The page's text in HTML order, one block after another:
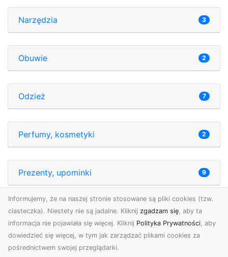
Narzędzia 3
Obuwie 2
Odzież 7
Perfumy, kosmetyki 2
Prezenty, upominki 9
Rękodzieło artystyczne 0
Sklepy hobbystyczne
Informujemy, że na naszej stronie stosowane są pliki cookies (tzw.
ciasteczka). Niestety nie są jadalne. Kliknij zgadzam się, aby ta
informacja nie pojawiała się więcej. Kliknij Polityka Prywatności, aby
dowiedzieć się więcej, w tym jak zarządzać plikami cookies za
pośrednictwem swojej przeglądarki.